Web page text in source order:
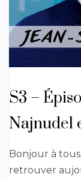
S3 –
Najnudel
Bonjour à
retrouver